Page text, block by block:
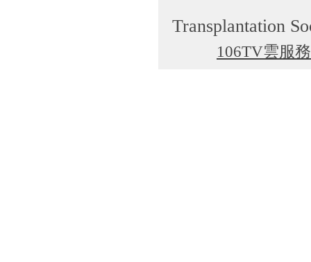
Transplantation
106TV雲服務